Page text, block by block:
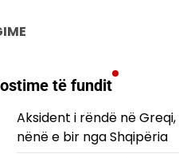
të fundit
Aksident i rëndë në
nënë e bir nga Shqipëria